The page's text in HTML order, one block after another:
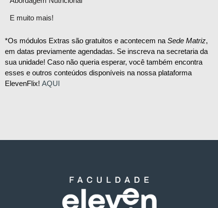
E muito mais!
*Os módulos Extras são gratuitos e acontecem na Sede Matriz,
em datas previamente agendadas. Se inscreva na secretaria da
sua unidade! Caso não queria esperar, você também encontra
esses e outros conteúdos disponíveis na nossa plataforma
ElevenFlix! AQUI